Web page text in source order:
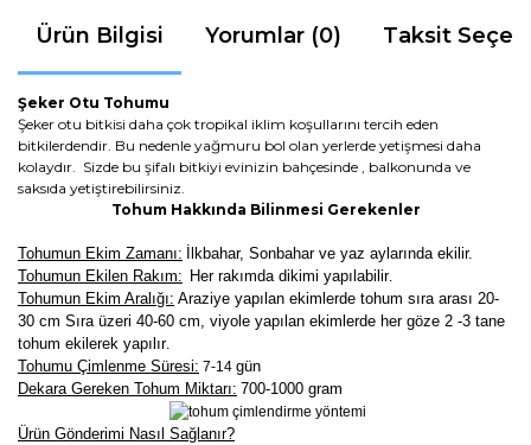
Ürün Bilgisi Yorumlar (0) Taksit
Şeker Otu Tohumu
Şeker otu bitkisi daha çok tropikal iklim koşullarını tercih eden
bitkilerdendir. Bu nedenle yağmuru bol olan yerlerde yetişmesi daha
kolaydır. Sizde bu şifalı bitkiyi evinizin bahçesinde , balkonunda ve
saksıda yetiştirebilirsiniz.
Tohum Hakkında Bilinmesi Gerekenler
Tohumun Ekim Zamanı:
İlkbahar, Sonbahar ve yaz aylarında ekilir.
Tohumun Ekilen Rakım: Her rakımda dikimi yapılabilir.
Tohumun Ekim Aralığı: Araziye yapılan ekimlerde tohum sıra arası 20-
30 cm Sıra üzeri 40-60 cm, viyole yapılan ekimlerde her göze 2 -3 tane
tohum ekilerek yapılır.
Tohumu Çimlenme Süresi: 7-14 gün
Dekara Gereken Tohum Miktarı: 700-1000 gram
Ürün Gönderimi Nasıl Sağlanır?